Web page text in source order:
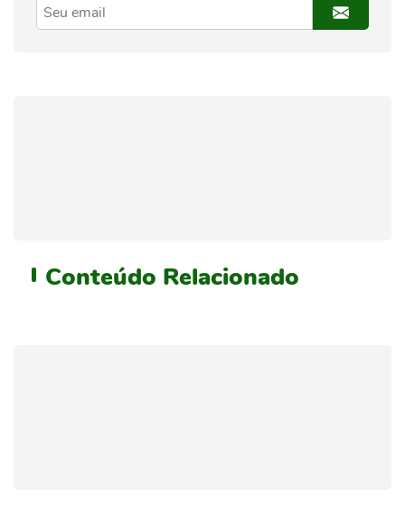
Conteúdo Relacionado